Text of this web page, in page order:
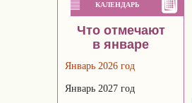
КАЛЕНДАРЬ
Что отмечают
в январе
Январь 2026 год
Январь 2027 год